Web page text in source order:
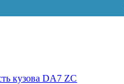
кузова DA7 ZC